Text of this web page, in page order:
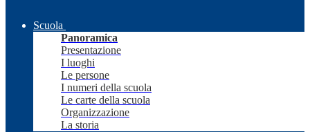
Scuola
Panoramica
Presentazione
I luoghi
Le persone
I numeri della scuola
Le carte della scuola
Organizzazione
La storia